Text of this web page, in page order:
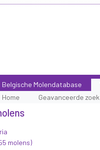
Belgische Molendatabase
Home
Geavanceerde zoek
molens)